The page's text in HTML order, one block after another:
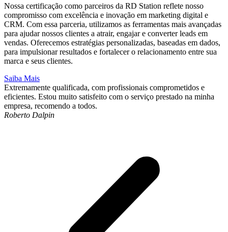
Nossa certificação como parceiros da RD Station reflete nosso
compromisso com excelência e inovação em marketing digital e
CRM. Com essa parceria, utilizamos as ferramentas mais avançadas
para ajudar nossos clientes a atrair, engajar e converter leads em
vendas. Oferecemos estratégias personalizadas, baseadas em dados,
para impulsionar resultados e fortalecer o relacionamento entre sua
marca e seus clientes.
Saiba Mais
Extremamente qualificada, com profissionais comprometidos e
eficientes. Estou muito satisfeito com o serviço prestado na minha
empresa, recomendo a todos.
Roberto Dalpin